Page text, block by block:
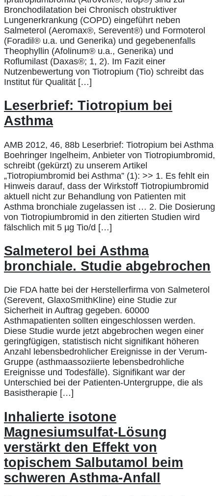
Bronchodilatation bei Chronisch obstruktiver
Lungenerkrankung (COPD) eingeführt neben
Salmeterol (Aeromax®, Serevent®) und Formoterol
(Foradil® u.a. und Generika) und gegebenenfalls
Theophyllin (Afolinum® u.a., Generika) und
Roflumilast (Daxas®; 1, 2). Im Fazit einer
Nutzenbewertung von Tiotropium (Tio) schreibt das
Institut für Qualität […]
Leserbrief: Tiotropium bei
Asthma
AMB 2012, 46, 88b Leserbrief: Tiotropium bei Asthma
Boehringer Ingelheim, Anbieter von Tiotropiumbromid,
schreibt (gekürzt) zu unserem Artikel
„Tiotropiumbromid bei Asthma” (1): >> 1. Es fehlt ein
Hinweis darauf, dass der Wirkstoff Tiotropiumbromid
aktuell nicht zur Behandlung von Patienten mit
Asthma bronchiale zugelassen ist … 2. Die Dosierung
von Tiotropiumbromid in den zitierten Studien wird
fälschlich mit 5 µg Tio/d […]
Salmeterol bei Asthma
bronchiale. Studie abgebrochen
Die FDA hatte bei der Herstellerfirma von Salmeterol
(Serevent, GlaxoSmithKline) eine Studie zur
Sicherheit in Auftrag gegeben. 60000
Asthmapatienten sollten eingeschlossen werden.
Diese Studie wurde jetzt abgebrochen wegen einer
geringfügigen, statistisch nicht signifikant höheren
Anzahl lebensbedrohlicher Ereignisse in der Verum-
Gruppe (asthmaassoziierte lebensbedrohliche
Ereignisse und Todesfälle). Signifikant war der
Unterschied bei der Patienten-Untergruppe, die als
Basistherapie […]
Inhalierte isotone
Magnesiumsulfat-Lösung
verstärkt den Effekt von
topischem Salbutamol beim
schweren Asthma-Anfall